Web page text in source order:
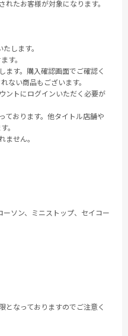
たお客様が対象になります。
します。
す。
ます。購入確認画面でご確認く
ない商品もございます。
ントにログインいただく必要が
ております。他タイトル店舗や
。
ません。
ーソン、ミニストップ、セイコー
となっておりますのでご注意く